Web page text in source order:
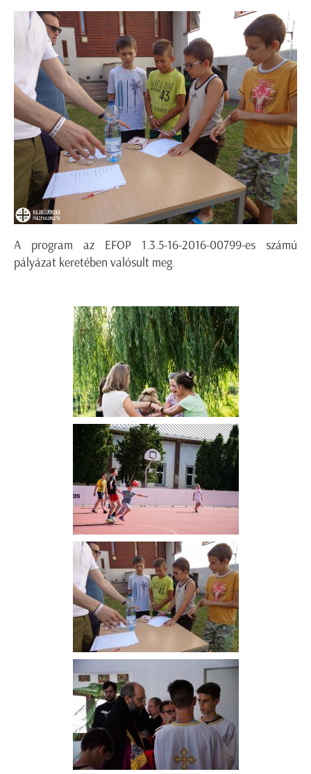
A program az EFOP 1.3.5-16-2016-00799-es számú
pályázat keretében valósult meg.